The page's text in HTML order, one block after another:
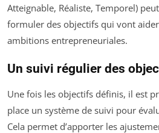
Atteignable, Réaliste, Temporel)
formuler des objectifs qui vont
ambitions entrepreneuriales.
Un suivi régulier des
Une fois les objectifs définis, il est
place un système de suivi pour
Cela permet d’apporter les